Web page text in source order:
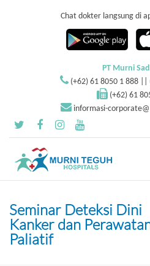
Chat dokter langsung di
PT Murni
(+62) 61 8050 1 888 ||
(+62) 61
informasi-
Seminar Deteksi Dini
Kanker dan
Paliatif